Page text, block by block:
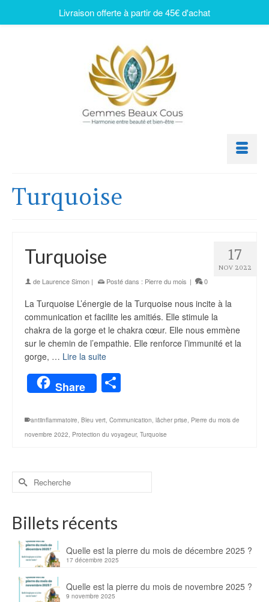
Turquoise
17
NOV 2022
Turquoise
de Laurence Simon | Posté dans : Pierre du mois | 0
La Turquoise L’énergie de la Turquoise nous incite à la
communication et facilite les amitiés. Elle stimule la
chakra de la gorge et le chakra cœur. Elle nous emmène
sur le chemin de l’empathie. Elle renforce l’immunité et la
gorge, … Lire la suite
Share
antiinflammatoire, Bleu vert, Communication, lâcher prise, Pierre du mois de
novembre 2022, Protection du voyageur, Turquoise
Billets récents
Quelle est la pierre du mois de décembre 2025 ?
17 décembre 2025
Quelle est la pierre du mois de novembre 2025 ?
9 novembre 2025
Livraison offerte à partir de 45€ d'achat